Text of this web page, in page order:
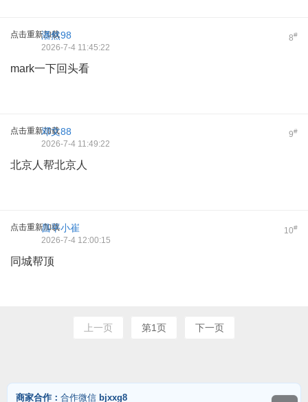
点击重新加载 8#
潘然98
2026-7-4 11:45:22
mark一下回头看
点击重新加载 9#
邓文88
2026-7-4 11:49:22
北京人帮北京人
点击重新加载 10#
昌平小崔
2026-7-4 12:00:15
同城帮顶
上一页 第1页 下一页
商家合作： 合作微信 bjxxg8